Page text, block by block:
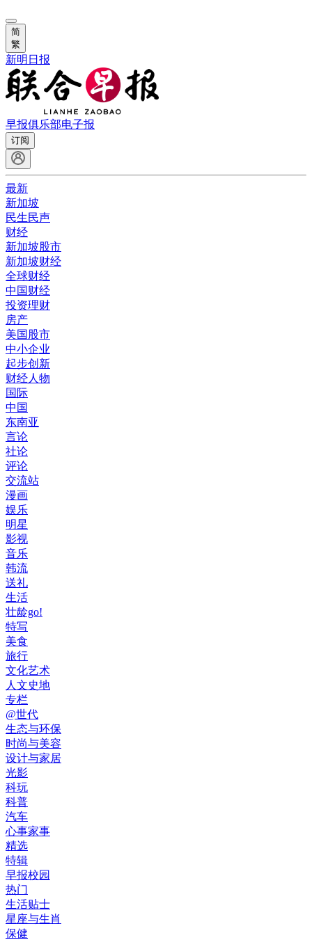
简
繁
新明日报
早报俱乐部电子报
订阅
最新
新加坡
民生民声
财经
新加坡股市
新加坡财经
全球财经
中国财经
投资理财
房产
美国股市
中小企业
起步创新
财经人物
国际
中国
东南亚
言论
社论
评论
交流站
漫画
娱乐
明星
影视
音乐
韩流
送礼
生活
壮龄go!
特写
美食
旅行
文化艺术
人文史地
专栏
@世代
生态与环保
时尚与美容
设计与家居
光影
科玩
科普
汽车
心事家事
精选
特辑
早报校园
热门
生活贴士
星座与生肖
保健